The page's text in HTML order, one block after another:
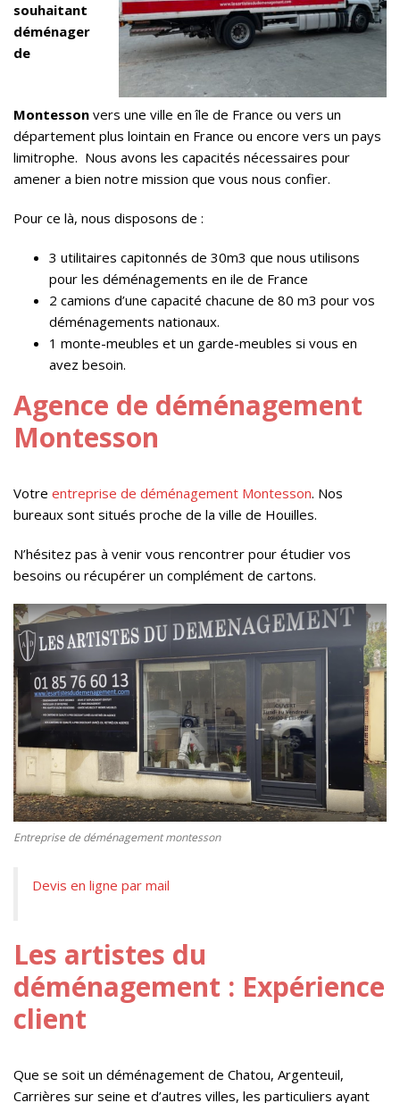
souhaitant
déménager
de
Montesson vers une ville en île de France ou vers un
département plus lointain en France ou encore vers un pays
limitrophe. Nous avons les capacités nécessaires pour
amener a bien notre mission que vous nous confier.
Pour ce là, nous disposons de :
3 utilitaires capitonnés de 30m3 que nous utilisons
pour les déménagements en ile de France
2 camions d’une capacité chacune de 80 m3 pour vos
déménagements nationaux.
1 monte-meubles et un garde-meubles si vous en
avez besoin.
Agence de déménagement
Montesson
Votre entreprise de déménagement Montesson. Nos
bureaux sont situés proche de la ville de Houilles.
N’hésitez pas à venir vous rencontrer pour étudier vos
besoins ou récupérer un complément de cartons.
Entreprise de déménagement montesson
Devis en ligne par mail
Les artistes du
déménagement : Expérience
client
Que se soit un déménagement de Chatou, Argenteuil,
Carrières sur seine et d’autres villes, les particuliers ayant